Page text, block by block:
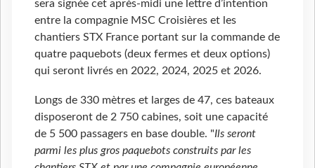
sera signée cet après-midi une lettre d’intention
entre la compagnie MSC Croisières et les
chantiers STX France portant sur la commande de
quatre paquebots (deux fermes et deux options)
qui seront livrés en 2022, 2024, 2025 et 2026.
Longs de 330 mètres et larges de 47, ces bateaux
disposeront de 2 750 cabines, soit une capacité
de 5 500 passagers en base double. "Ils seront
parmi les plus gros paquebots construits par les